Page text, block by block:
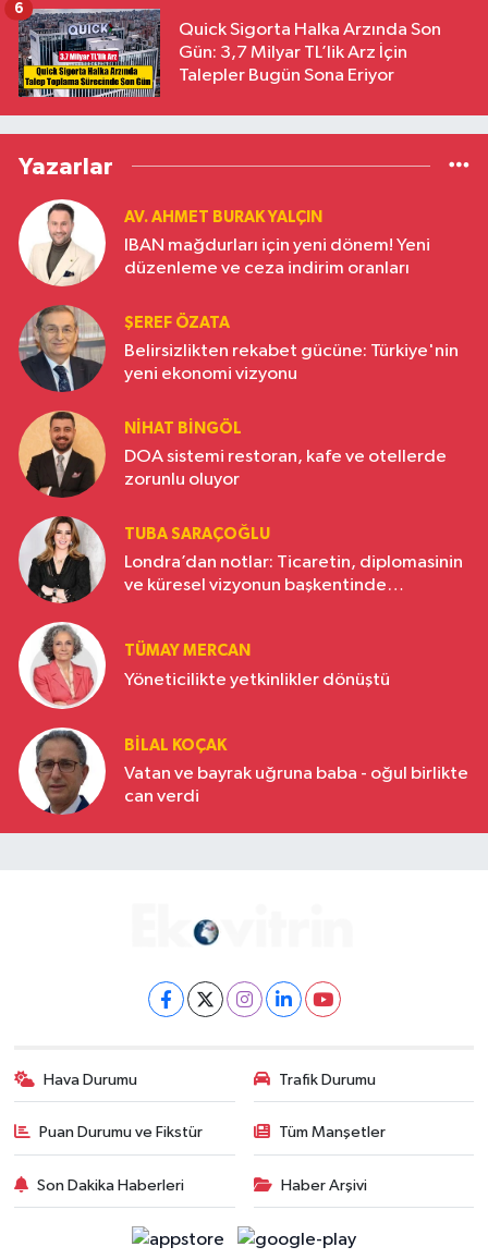
Quick Sigorta Halka Arzında Son
Gün: 3,7 Milyar TL’lik Arz İçin
Talepler Bugün Sona Eriyor
6
Yazarlar
AV. AHMET BURAK YALÇIN
IBAN mağdurları için yeni dönem! Yeni
düzenleme ve ceza indirim oranları
ŞEREF ÖZATA
Belirsizlikten rekabet gücüne: Türkiye'nin
yeni ekonomi vizyonu
NIHAT BINGÖL
DOA sistemi restoran, kafe ve otellerde
zorunlu oluyor
TUBA SARAÇOĞLU
Londra’dan notlar: Ticaretin, diplomasinin
ve küresel vizyonun başkentinde
TÜMAY MERCAN
Yöneticilikte yetkinlikler dönüştü
BILAL KOÇAK
Vatan ve bayrak uğruna baba - oğul birlikte
can verdi
Hava Durumu Trafik Durumu
Puan Durumu ve Fikstür Tüm Manşetler
Son Dakika Haberleri Haber Arşivi